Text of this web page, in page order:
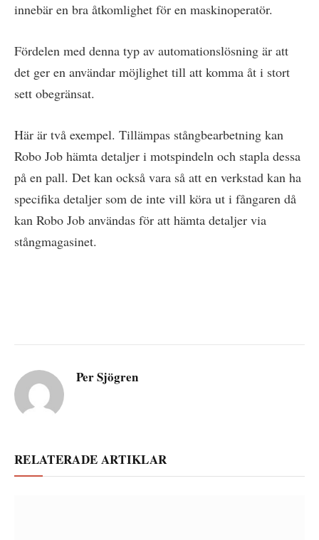
innebär en bra åtkomlighet för en maskinoperatör.
Fördelen med denna typ av automationslösning är att
det ger en användar möjlighet till att komma åt i stort
sett obegränsat.
Här är två exempel. Tillämpas stångbearbetning kan
Robo Job hämta detaljer i motspindeln och stapla dessa
på en pall. Det kan också vara så att en verkstad kan ha
specifika detaljer som de inte vill köra ut i fångaren då
kan Robo Job användas för att hämta detaljer via
stångmagasinet.
Per Sjögren
RELATERADE ARTIKLAR